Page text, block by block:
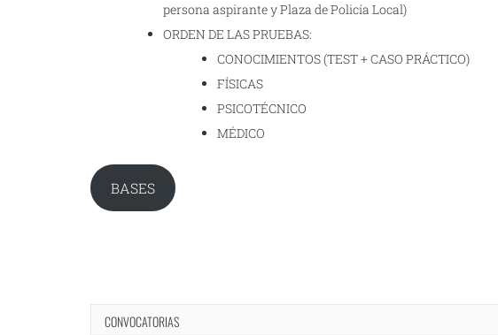
persona aspirante y Plaza de Policía Local)
ORDEN DE LAS PRUEBAS:
CONOCIMIENTOS (TEST + CASO PRÁCTICO)
FÍSICAS
PSICOTÉCNICO
MÉDICO
BASES
CONVOCATORIAS